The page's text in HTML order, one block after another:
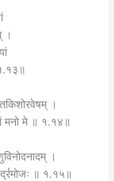
।
।
मनो मे ॥ १.१४॥
।
॥ १.१५॥